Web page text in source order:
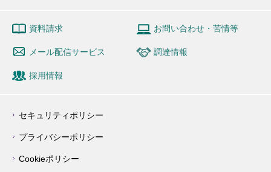
資料請求 お問い合わせ・苦情等
メール配信サービス 調達情報
採用情報
セキュリティポリシー
プライバシーポリシー
Cookieポリシー